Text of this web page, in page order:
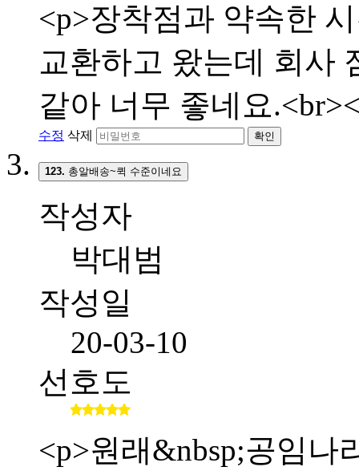
<p>장착점과 약속한
교환하고 왔는데 회사
같아 너무 좋네요
수정 삭제 확인
123. 총알배송~퀵 수준이네요
작성자
박대범
작성일
20-03-10
선호도
<p>원래&nbsp;공임나